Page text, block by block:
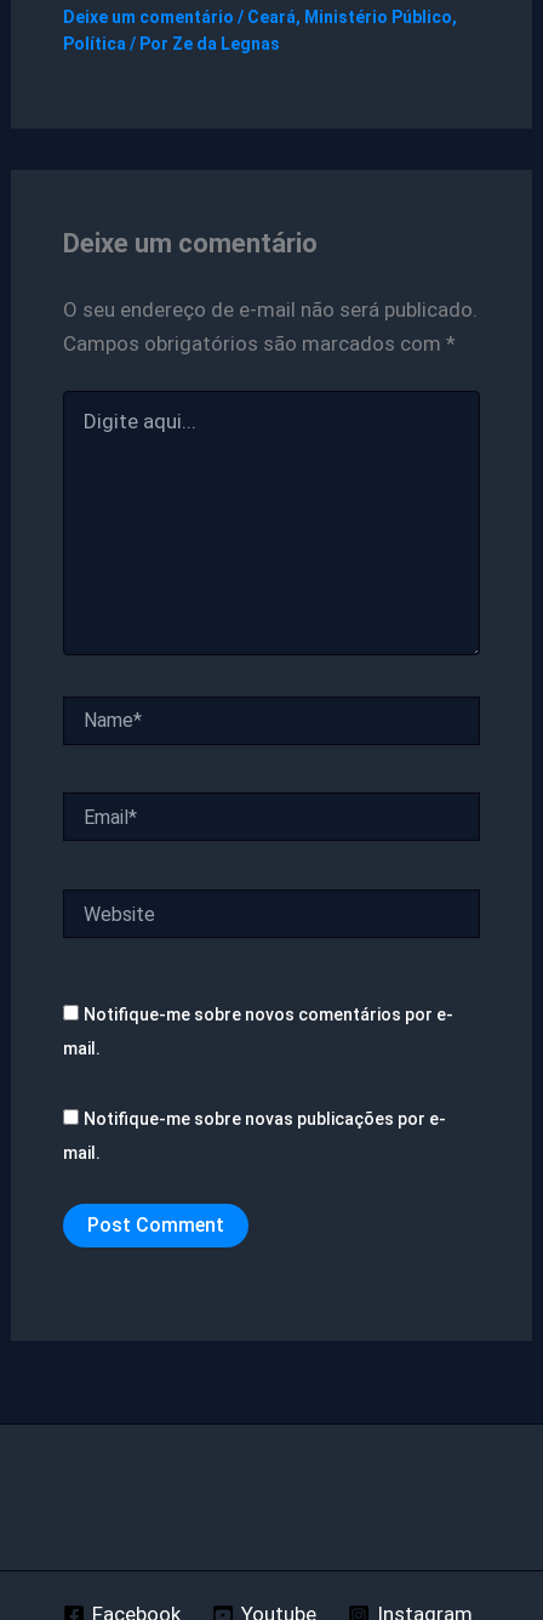
Deixe um comentário / Ceará, Ministério Público,
Política / Por Ze da Legnas
Deixe um comentário
O seu endereço de e-mail não será publicado.
Campos obrigatórios são marcados com *
aqui...
Notifique-me sobre novos comentários por e-
mail.
Notifique-me sobre novas publicações por e-
mail.
Facebook Youtube Instagram